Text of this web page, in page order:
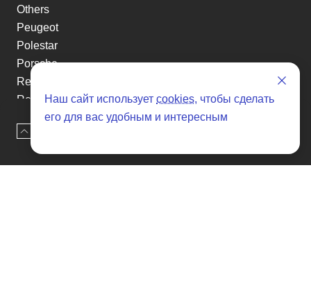
Others
Peugeot
Polestar
Porsche
Renault
Renault-KoreaSamsung
Rolls-Royce
Smart
Ssangyong
Наш сайт использует cookies, чтобы сделать
его для вас удобным и интересным